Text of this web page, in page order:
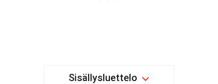
Sisällysluettelo